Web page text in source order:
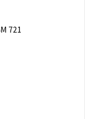
721